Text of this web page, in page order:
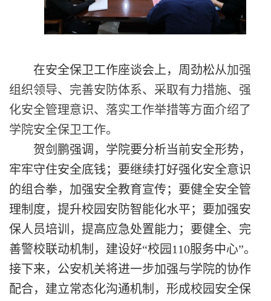
在安全保卫工作座谈会上， 周劲松从加强
组织领导、完善安防体系、采取有力措施、强
化安全管理意识、 落实工作举措等方面介绍了
学院安全保卫工作。
贺剑鹏强调，学院要分析当前安全形势，
牢牢守住安全底钱；要继续打好强化安全意识
的组合拳，加强安全教育宣传； 要健全安全管
理制度，提升校园安防智能化水平； 要加强安
保人员培训，提高应急处置能力；要健全、完
善警校联动机制，建设好“校园110服务中心”。
接下来， 公安机关将进一步加强与学院的协作
配合，建立常态化沟通机制，形成校园安全保